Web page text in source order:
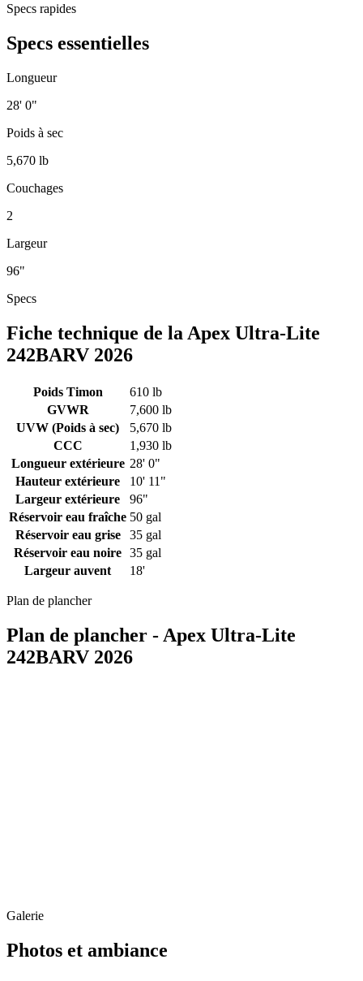
Specs rapides
Specs essentielles
Longueur
28' 0"
Poids à sec
5,670 lb
Couchages
2
Largeur
96"
Specs
Fiche technique de la Apex Ultra-Lite
242BARV 2026
Poids Timon
610 lb
GVWR
7,600 lb
UVW (Poids à sec)
5,670 lb
CCC
1,930 lb
Longueur extérieure 28' 0"
Hauteur extérieure
10' 11"
Largeur extérieure
96"
Réservoir eau fraîche 50 gal
Réservoir eau grise
35 gal
Réservoir eau noire 35 gal
Largeur auvent
18'
Plan de plancher
Plan de plancher - Apex Ultra-Lite
242BARV 2026
Galerie
Photos et ambiance